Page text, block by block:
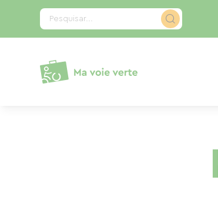
Pesquisar...
Painel de Gerenciamento de Cookies